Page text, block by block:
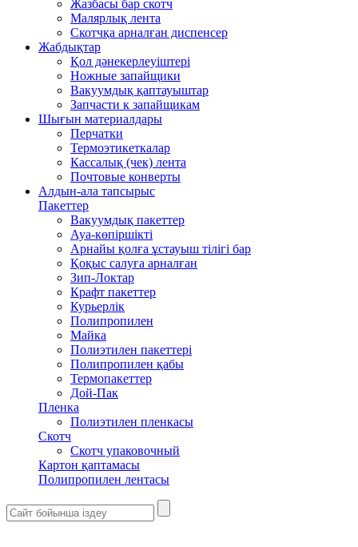
Жазбасы бар скотч
Малярлық лента
Скотчқа арналған диспенсер
Жабдықтар
Қол дәнекерлеуіштері
Ножные запайщики
Вакуумдық қаптауыштар
Запчасти к запайщикам
Шығын материалдары
Перчатки
Термоэтикеткалар
Кассалық (чек) лента
Почтовые конверты
Алдын-ала тапсырыс
Пакеттер
Вакуумдық пакеттер
Ауа-көпіршікті
Арнайы қолға ұстауыш тілігі бар
Қоқыс салуға арналған
Зип-Локтар
Крафт пакеттер
Курьерлік
Полипропилен
Майка
Полиэтилен пакеттері
Полипропилен қабы
Термопакеттер
Дой-Пак
Пленка
Полиэтилен пленкасы
Скотч
Скотч упаковочный
Картон қаптамасы
Полипропилен лентасы